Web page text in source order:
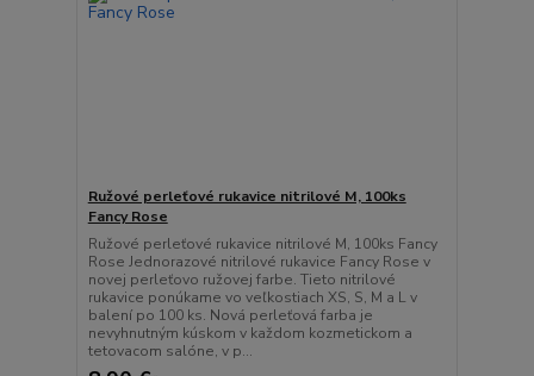
Ružové perleťové rukavice nitrilové M, 100ks
Fancy Rose
Ružové perleťové rukavice nitrilové M, 100ks Fancy
Rose Jednorazové nitrilové rukavice Fancy Rose v
novej perleťovo ružovej farbe. Tieto nitrilové
rukavice ponúkame vo veľkostiach XS, S, M a L v
balení po 100 ks. Nová perleťová farba je
nevyhnutným kúskom v každom kozmetickom a
tetovacom salóne, v p...